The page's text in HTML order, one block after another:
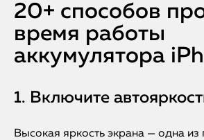
20+ способов
время работы
аккумулятора
1. Включите
Высокая яркость экрана — одна из